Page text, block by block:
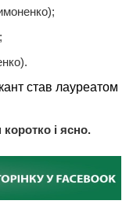
став лауреатом
коротко і ясно.